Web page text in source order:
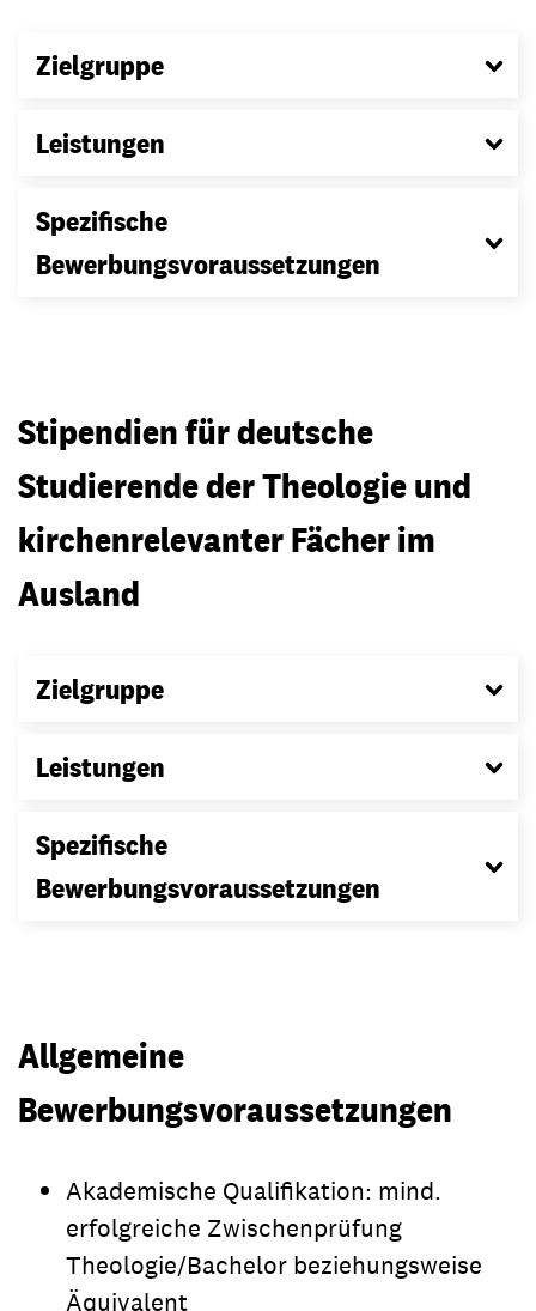
Zielgruppe
Leistungen
Spezifische
Bewerbungsvoraussetzungen
Stipendien für deutsche
Studierende der Theologie und
kirchenrelevanter Fächer im
Ausland
Zielgruppe
Leistungen
Spezifische
Bewerbungsvoraussetzungen
Allgemeine
Bewerbungsvoraussetzungen
Akademische Qualifikation: mind.
erfolgreiche Zwischenprüfung
Theologie/Bachelor beziehungsweise
Äquivalent